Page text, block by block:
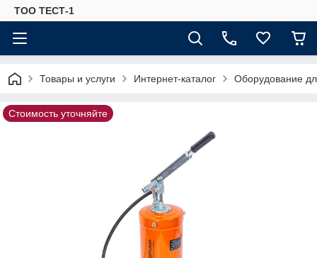
ТОО ТЕСТ-1
Товары и услуги Интернет-каталог Оборудование
Стоимость уточняйте